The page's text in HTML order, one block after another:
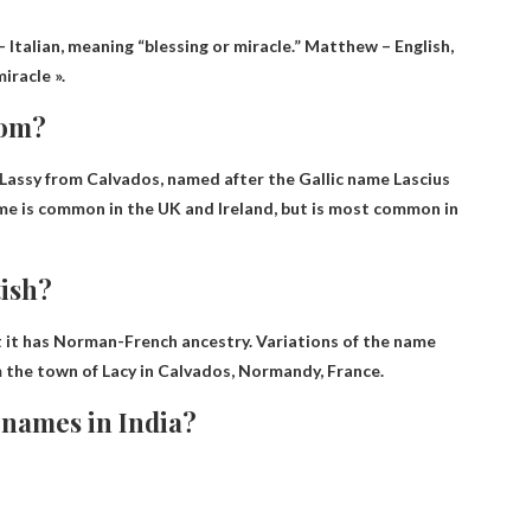
meaning “blessing or miracle.” Matthew – English,
».
from Calvados, named after the Gallic name Lascius
is common in the UK and Ireland, but is most common in
has Norman-French ancestry. Variations of the name
town of Lacy in Calvados, Normandy, France.
in India?